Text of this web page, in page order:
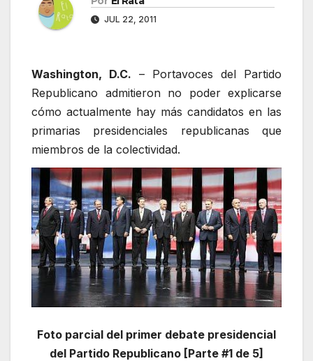
JUL 22, 2011
Washington, D.C. – Portavoces del Partido
Republicano admitieron no poder explicarse
cómo actualmente hay más candidatos en las
primarias presidenciales republicanas que
miembros de la colectividad.
Foto parcial del primer debate presidencial
del Partido Republicano [Parte #1 de 5]